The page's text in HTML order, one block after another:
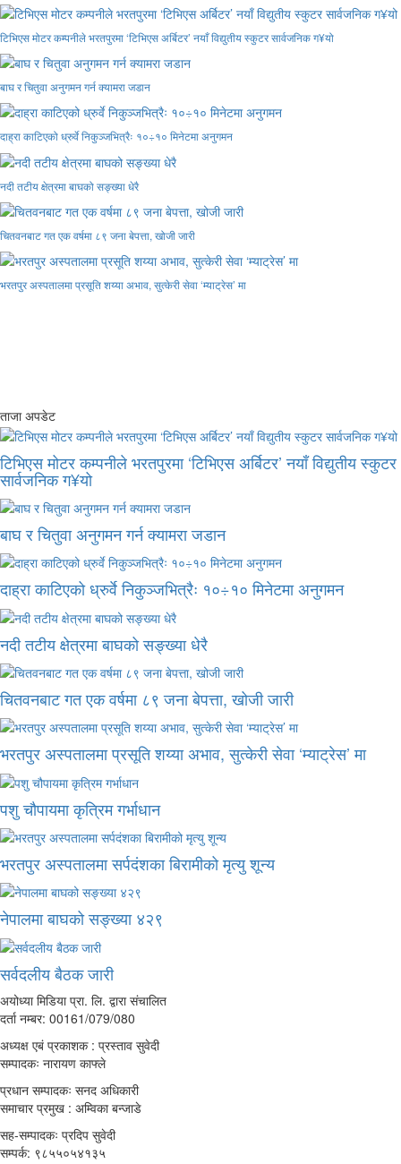
टिभिएस मोटर कम्पनीले भरतपुरमा ‘टिभिएस अर्बिटर’ नयाँ विद्युतीय स्कुटर सार्वजनिक ग¥यो
बाघ र चितुवा अनुगमन गर्न क्यामरा जडान
दाह्रा काटिएको ध्रुर्वे निकुञ्जभित्रैः १०÷१० मिनेटमा अनुगमन
नदी तटीय क्षेत्रमा बाघको सङ्ख्या धेरै
चितवनबाट गत एक वर्षमा ८९ जना बेपत्ता, खोजी जारी
भरतपुर अस्पतालमा प्रसूति शय्या अभाव, सुत्केरी सेवा ‘म्याट्रेस’ मा
ताजा अपडेट
टिभिएस मोटर कम्पनीले भरतपुरमा ‘टिभिएस अर्बिटर’ नयाँ विद्युतीय स्कुटर
सार्वजनिक ग¥यो
बाघ र चितुवा अनुगमन गर्न क्यामरा जडान
दाह्रा काटिएको ध्रुर्वे निकुञ्जभित्रैः १०÷१० मिनेटमा अनुगमन
नदी तटीय क्षेत्रमा बाघको सङ्ख्या धेरै
चितवनबाट गत एक वर्षमा ८९ जना बेपत्ता, खोजी जारी
भरतपुर अस्पतालमा प्रसूति शय्या अभाव, सुत्केरी सेवा ‘म्याट्रेस’ मा
पशु चौपायमा कृत्रिम गर्भाधान
भरतपुर अस्पतालमा सर्पदंशका बिरामीको मृत्यु शून्य
नेपालमा बाघको सङ्ख्या ४२९
सर्वदलीय बैठक जारी
अयोध्या मिडिया प्रा. लि. द्वारा संचालित
दर्ता नम्बर: 00161/079/080
अध्यक्ष एबं प्रकाशक : प्रस्ताव सुवेदी
सम्पादकः नारायण काफ्ले
प्रधान सम्पादकः सनद अधिकारी
समाचार प्रमुख : अम्विका बन्जाडे
सह-सम्पादकः प्रदिप सुवेदी
सम्पर्क: ९८५५०५४१३५